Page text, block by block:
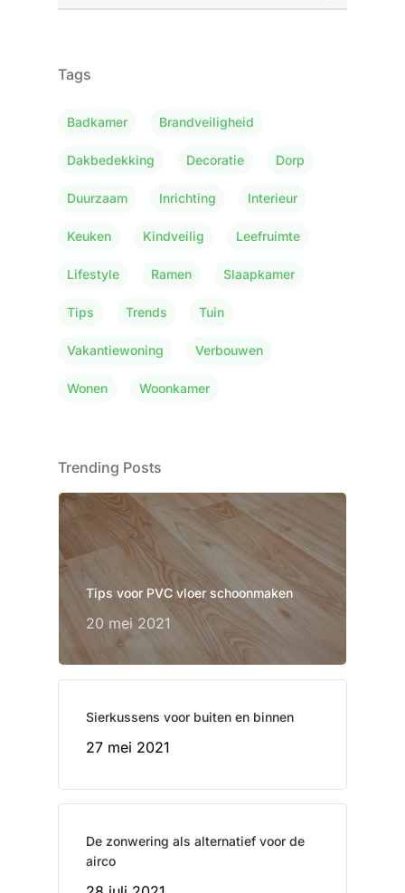
Tags
Badkamer Brandveiligheid
Dakbedekking Decoratie Dorp
Duurzaam Inrichting Interieur
Keuken Kindveilig Leefruimte
Lifestyle Ramen Slaapkamer
Tips Trends Tuin
Vakantiewoning Verbouwen
Wonen Woonkamer
Trending Posts
Tips voor PVC vloer schoonmaken
20 mei 2021
Sierkussens voor buiten en binnen
27 mei 2021
De zonwering als alternatief voor de
airco